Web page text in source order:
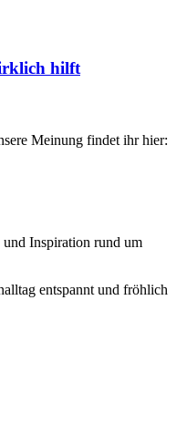
hilft
Meinung findet ihr hier:
und Inspiration rund um
entspannt und fröhlich